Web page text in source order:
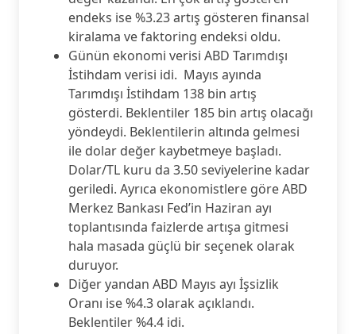
endeks ise %3.23 artış gösteren finansal
kiralama ve faktoring endeksi oldu.
Günün ekonomi verisi ABD Tarımdışı
İstihdam verisi idi. Mayıs ayında
Tarımdışı İstihdam 138 bin artış
gösterdi. Beklentiler 185 bin artış olacağı
yöndeydi. Beklentilerin altında gelmesi
ile dolar değer kaybetmeye başladı.
Dolar/TL kuru da 3.50 seviyelerine kadar
geriledi. Ayrıca ekonomistlere göre ABD
Merkez Bankası Fed’in Haziran ayı
toplantısında faizlerde artışa gitmesi
hala masada güçlü bir seçenek olarak
duruyor.
Diğer yandan ABD Mayıs ayı İşsizlik
Oranı ise %4.3 olarak açıklandı.
Beklentiler %4.4 idi.